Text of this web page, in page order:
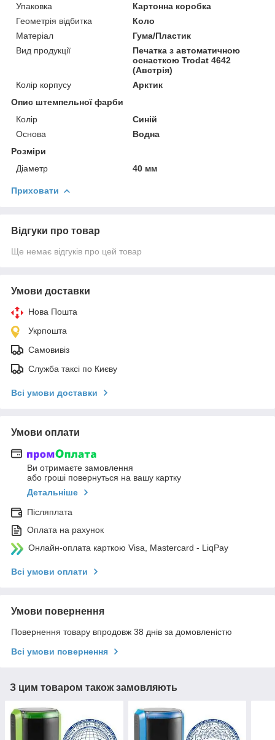
Упаковка
Картонна коробка
Геометрія відбитка
Коло
Матеріал
Гума/Пластик
Вид продукції
Печатка з автоматичною
оснасткою Trodat 4642
(Австрія)
Колір корпусу
Арктик
Опис штемпельної фарби
Колір
Синій
Основа
Водна
Розміри
Діаметр
40 мм
Приховати
Відгуки про товар
Ще немає відгуків про цей товар
Умови доставки
Нова Пошта
Укрпошта
Самовивіз
Служба таксі по Києву
Всі умови доставки
Умови оплати
Ви отримаєте замовлення
або гроші повернуться на вашу картку
Детальніше
Післяплата
Оплата на рахунок
Онлайн-оплата карткою Visa, Mastercard - LiqPay
Всі умови оплати
Умови повернення
Повернення товару впродовж 38 днів за домовленістю
Всі умови повернення
З цим товаром також замовляють